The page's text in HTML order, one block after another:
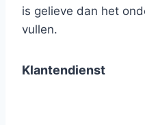
is gelieve dan het
vullen.
Klantendienst